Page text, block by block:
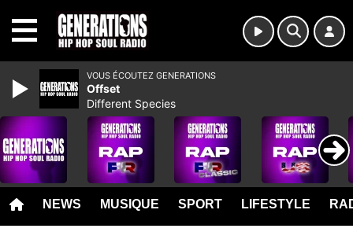
NEWS MUSIQUE SPORT LIFESTYLE
VOUS ÉCOUTEZ GENERATIONS
Offset
Different Species